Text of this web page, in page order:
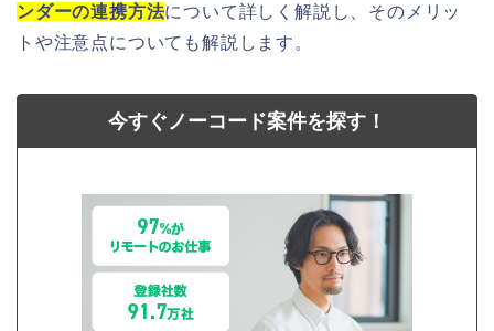
ンダーの連携方法について詳しく解説し、そのメリッ
トや注意点についても解説します。
今すぐノーコード案件を探す！